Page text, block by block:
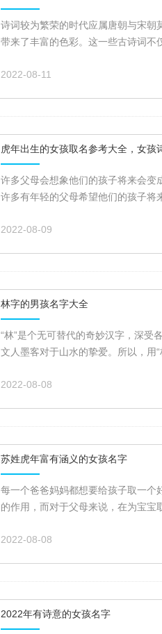
诗词较为繁荣的时代应属唐朝与宋朝
带来了丰富的色彩。这一些古诗词不
2022-08-11
虎年出生的女孩取名参考大全，女孩
许多父母会想象他们的孩子将来会变
许多有年轻的父母希望他们的孩子将
2022-08-09
林字的男孩名字大全
“林”是个无可替代的奇妙汉字，深受
文人墨客对于山水的挚爱。所以，用“
2022-08-08
苏姓虎年富有涵义的女孩名字
每一个爸爸妈妈都想要给孩子取一个
的作用，而对于父母来说，在为宝宝
2022-08-08
2022年有诗意的女孩名字